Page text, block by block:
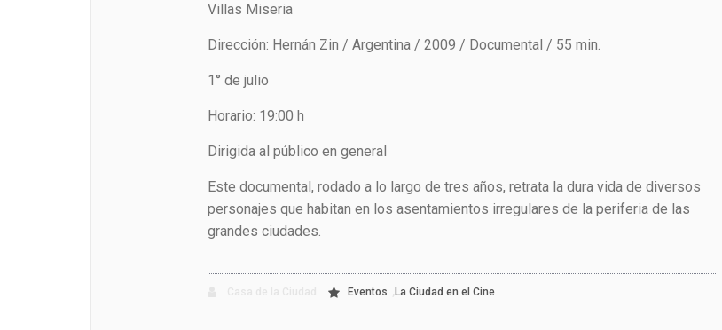
Villas Miseria
Dirección: Hernán Zin / Argentina / 2009 / Documental / 55 min.
1° de julio
Horario: 19:00 h
Dirigida al público en general
Este documental, rodado a lo largo de tres años, retrata la dura vida de diversos
personajes que habitan en los asentamientos irregulares de la periferia de las
grandes ciudades.
Eventos La Ciudad en el Cine